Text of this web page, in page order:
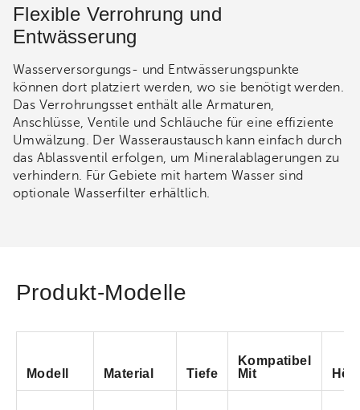
Flexible Verrohrung und
Entwässerung
Wasserversorgungs- und Entwässerungspunkte
können dort platziert werden, wo sie benötigt werden.
Das Verrohrungsset enthält alle Armaturen,
Anschlüsse, Ventile und Schläuche für eine effiziente
Umwälzung. Der Wasseraustausch kann einfach durch
das Ablassventil erfolgen, um Mineralablagerungen zu
verhindern. Für Gebiete mit hartem Wasser sind
optionale Wasserfilter erhältlich.
Produkt-Modelle
Modell Material Tiefe
Kompatibel
Mit